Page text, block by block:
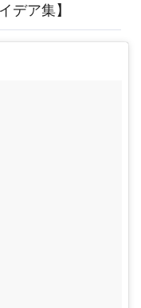
デア集】